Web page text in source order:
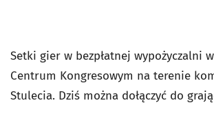
Setki gier w bezpłatnej wypożyczalni
Centrum Kongresowym na terenie
Stulecia. Dziś można dołączyć do